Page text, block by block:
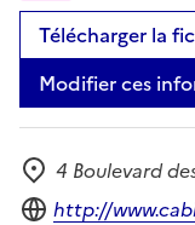
Télécharger la
Modifier ces
Adresse
4 Boulevard
Site internet
http://